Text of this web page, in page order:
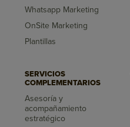
Whatsapp Marketing
OnSite Marketing
Plantillas
SERVICIOS
COMPLEMENTARIOS
Asesoría y
acompañamiento
estratégico